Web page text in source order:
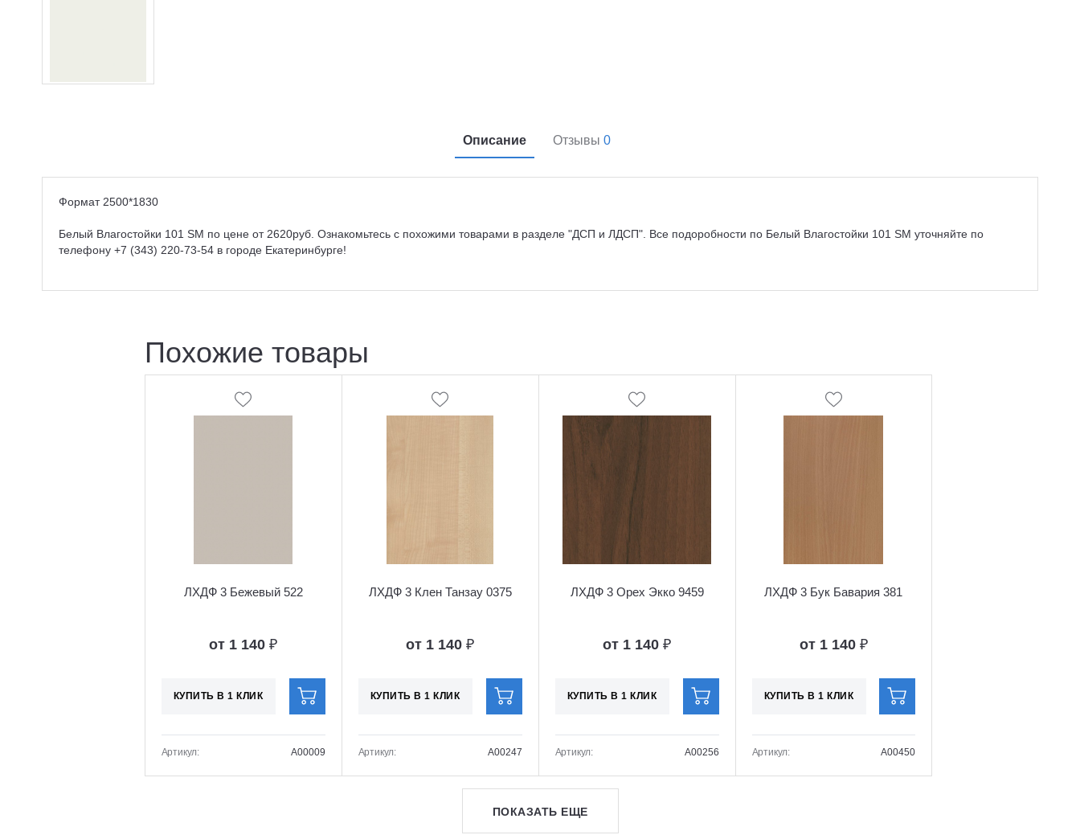
Описание Отзывы 0
Формат 2500*1830
Белый Влагостойки 101 SM по цене от 2620руб. Ознакомьтесь с похожими товарами в разделе "ДСП и ЛДСП". Все подоробности по Белый Влагостойки 101 SM уточняйте по
телефону +7 (343) 220-73-54 в городе Екатеринбурге!
Похожие товары
ЛХДФ 3 Бежевый 522
от 1 140 ₽
КУПИТЬ В 1 КЛИК
Артикул: A00009
ЛХДФ 3 Клен Танзау 0375
от 1 140 ₽
КУПИТЬ В 1 КЛИК
Артикул: A00247
ЛХДФ 3 Орех Экко 9459
от 1 140 ₽
КУПИТЬ В 1 КЛИК
Артикул: A00256
ЛХДФ 3 Бук Бавария 381
от 1 140 ₽
КУПИТЬ В 1 КЛИК
Артикул: A00450
ПОКАЗАТЬ ЕЩЕ